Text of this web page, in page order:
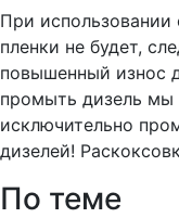
При
пленки не будет,
повышенный износ
промыть дизель мы
исключительно
дизелей!
По теме